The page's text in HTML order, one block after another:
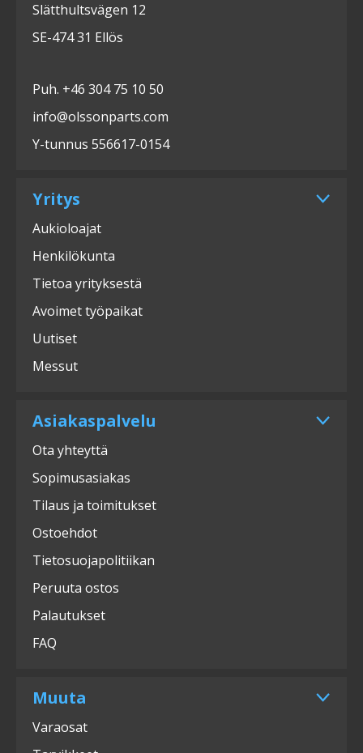
Slätthultsvägen 12
SE-474 31 Ellös
Puh. +46 304 75 10 50
info@olssonparts.com
Y-tunnus 556617-0154
Yritys
Aukioloajat
Henkilökunta
Tietoa yrityksestä
Avoimet työpaikat
Uutiset
Messut
Asiakaspalvelu
Ota yhteyttä
Sopimusasiakas
Tilaus ja toimitukset
Ostoehdot
Tietosuojapolitiikan
Peruuta ostos
Palautukset
FAQ
Muuta
Varaosat